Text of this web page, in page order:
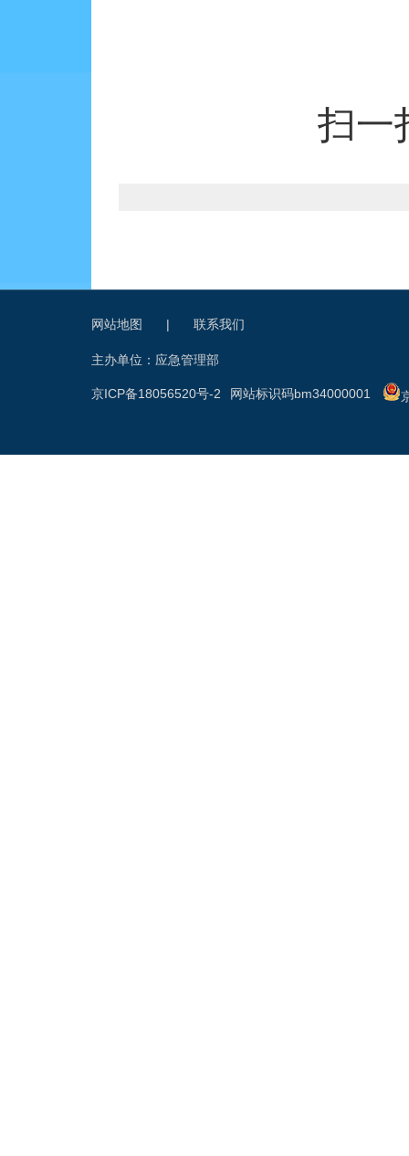
扫一
网站地图 | 联系我们
主办单位：应急管理部
网站标识码bm34000001
京ICP备18056520号-2